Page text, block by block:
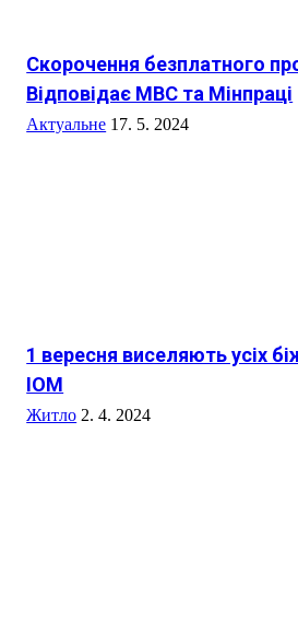
Скорочення безплатного
Відповідає МВС та Мінпраці
Актуальне 17. 5. 2024
1 вересня виселяють усіх
IOM
Житло 2. 4. 2024